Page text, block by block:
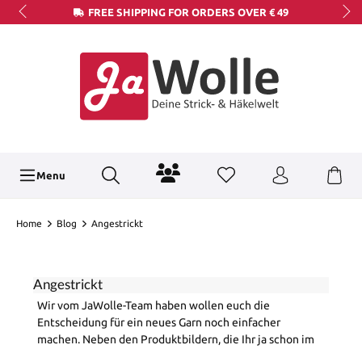
FREE SHIPPING FOR ORDERS OVER € 49
Menu
Home Blog Angestrickt
Angestrickt
Wir vom JaWolle-Team haben wollen euch die
Entscheidung für ein neues Garn noch einfacher
machen. Neben den Produktbildern, die Ihr ja schon im